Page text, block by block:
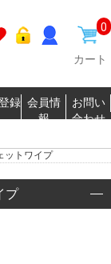
0
カート
録 会員情
報
お問い
合わせ
ットワイプ
プ